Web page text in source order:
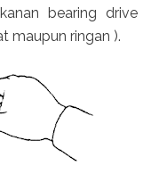
bearing drive
maupun ringan ).